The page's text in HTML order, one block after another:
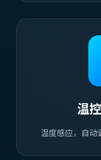
温
温度感应，自动